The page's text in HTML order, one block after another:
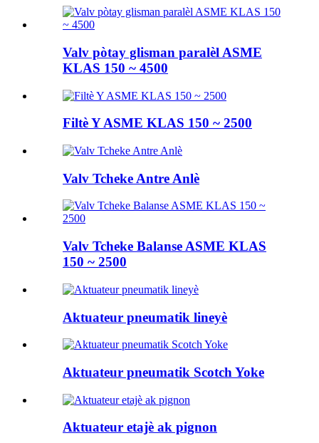
Valv pòtay glisman paralèl ASME
KLAS 150 ~ 4500
Filtè Y ASME KLAS 150 ~ 2500
Valv Tcheke Antre Anlè
Valv Tcheke Balanse ASME KLAS
150 ~ 2500
Aktuateur pneumatik lineyè
Aktuateur pneumatik Scotch Yoke
Aktuateur etajè ak pignon